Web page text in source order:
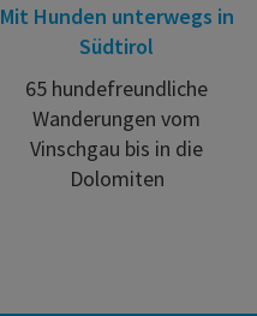
Mit Hunden unterwegs in
Südtirol
65 hundefreundliche
Wanderungen vom
Vinschgau bis in die
Dolomiten